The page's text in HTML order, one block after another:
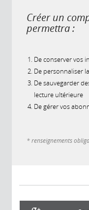
Créer un
permettra :
De conserver vos
De personnaliser
De sauvegarder
lecture ultérieure
De gérer vos
* renseignements